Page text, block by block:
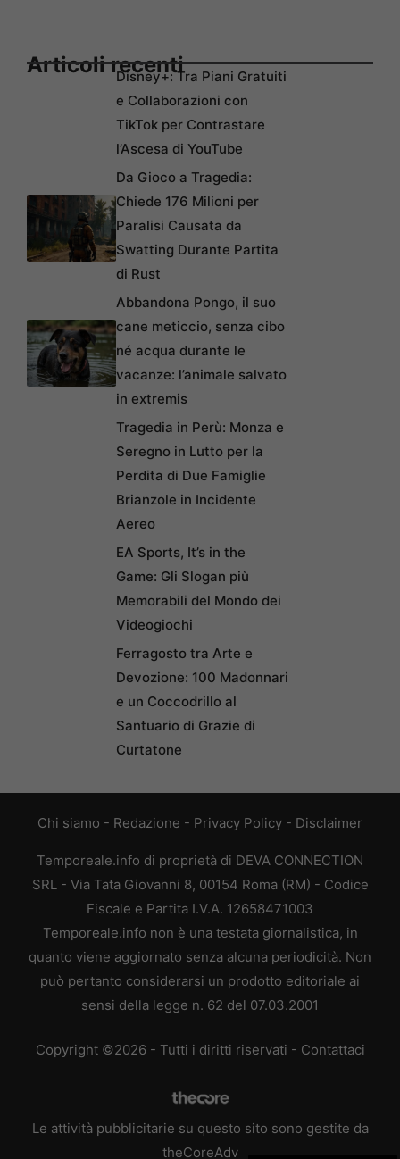
Articoli recentiDisney+: Tra Piani Gratuiti
e Collaborazioni con
TikTok per Contrastare
l’Ascesa di YouTube
Da Gioco a Tragedia:
Chiede 176 Milioni per
Paralisi Causata da
Swatting Durante Partita
di Rust
Abbandona Pongo, il suo
cane meticcio, senza cibo
né acqua durante le
vacanze: l’animale salvato
in extremis
Tragedia in Perù: Monza e
Seregno in Lutto per la
Perdita di Due Famiglie
Brianzole in Incidente
Aereo
EA Sports, It’s in the
Game: Gli Slogan più
Memorabili del Mondo dei
Videogiochi
Ferragosto tra Arte e
Devozione: 100 Madonnari
e un Coccodrillo al
Santuario di Grazie di
Curtatone
Chi siamo - Redazione - Privacy Policy - Disclaimer
Temporeale.info di proprietà di DEVA CONNECTION
SRL - Via Tata Giovanni 8, 00154 Roma (RM) - Codice
Fiscale e Partita I.V.A. 12658471003
Temporeale.info non è una testata giornalistica, in
quanto viene aggiornato senza alcuna periodicità. Non
può pertanto considerarsi un prodotto editoriale ai
sensi della legge n. 62 del 07.03.2001
Copyright ©2026 - Tutti i diritti riservati - Contattaci
Le attività pubblicitarie su questo sito sono gestite da
theCoreAdv